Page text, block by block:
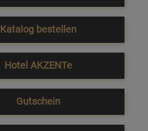
Katalog bestellen
Hotel AKZENTe
Gutschein